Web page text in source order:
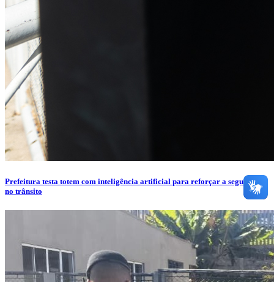
Prefeitura testa totem com inteligência artificial para reforçar a segurança
no trânsito